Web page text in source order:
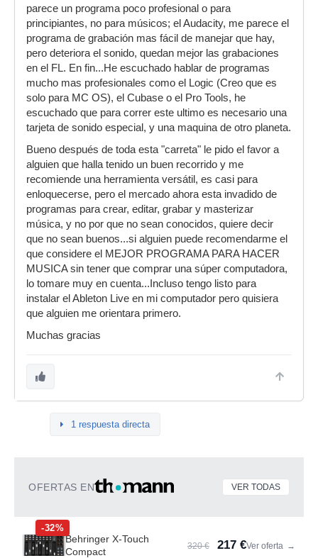
parece un programa poco profesional o para
principiantes, no para músicos; el Audacity, me parece el
programa de grabación mas fácil de manejar que hay,
pero deteriora el sonido, quedan mejor las grabaciones
en el FL. En fin...He escuchado hablar de programas
mucho mas profesionales como el Logic (Creo que es
solo para MC OS), el Cubase o el Pro Tools, he
escuchado que para correr este ultimo es necesario una
tarjeta de sonido especial, y una maquina de otro planeta.
Bueno después de toda esta "carreta" le pido el favor a
alguien que halla tenido un buen recorrido y me
recomiende una herramienta versátil, es casi para
enloquecerse, pero el mercado ahora esta invadido de
programas para crear, editar, grabar y masterizar
música, y no por que no sean conocidos, quiere decir
que no sean buenos...si alguien puede recomendarme el
que considere el MEJOR PROGRAMA PARA HACER
MUSICA sin tener que comprar una súper computadora,
lo tomare muy en cuenta...Incluso tengo listo para
instalar el Ableton Live en mi computador pero quisiera
que alguien me orientara primero.
Muchas gracias
1 respuesta directa
OFERTAS EN VER TODAS
-32%
Behringer X-Touch
Compact
320 € 217 €Ver oferta →